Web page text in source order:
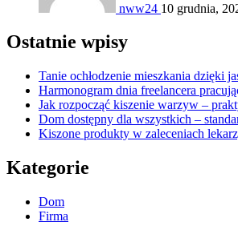
nww24 10 grudnia,
Ostatnie wpisy
Tanie ochłodzenie mieszkania dzięki
Harmonogram dnia freelancera
Jak rozpocząć kiszenie warzyw –
Dom dostępny dla wszystkich –
Kiszone produkty w zaleceniach
Kategorie
Dom
Firma